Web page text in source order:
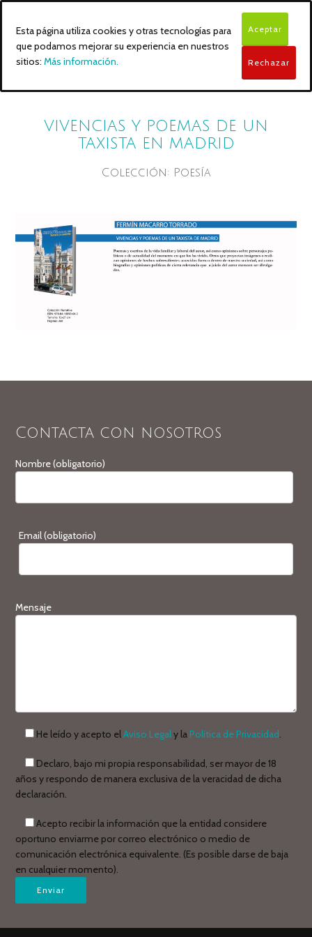
VIVENCIAS Y POEMAS DE UN
TAXISTA EN MADRID
Colección: Poesía
Contacta con nosotros
Nombre (obligatorio)
Email (obligatorio)
Mensaje
He leído y acepto elAviso Legaly la Política de Privacidad.
Declaro, bajo mi propia responsabilidad, ser mayor de 18
años y respondo de manera exclusiva de la veracidad de dicha
declaración.
Acepto recibir la información que la entidad considere
oportuno enviarme por correo electrónico o medio de
comunicación electrónica equivalente. (Es posible darse de baja
en cualquier momento).
Esta página utiliza cookies y otras tecnologías para
que podamos mejorar su experiencia en nuestros
sitios: Más información.
Aceptar
Rechazar